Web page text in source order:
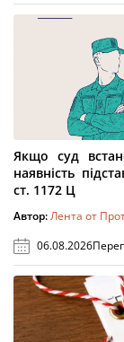
Якщо суд
наявність
ст. 1172 Ц
Автор:Лента от
06.08.2026